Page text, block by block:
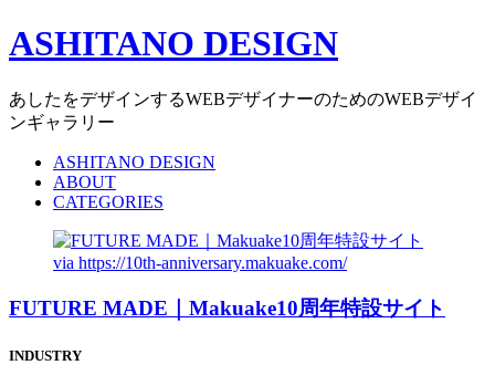
ASHITANO DESIGN
あしたをデザインするWEBデザイナーのためのWEBデザイ
ンギャラリー
ASHITANO DESIGN
ABOUT
CATEGORIES
via https://10th-anniversary.makuake.com/
FUTURE MADE｜Makuake10周年特設サイト
INDUSTRY